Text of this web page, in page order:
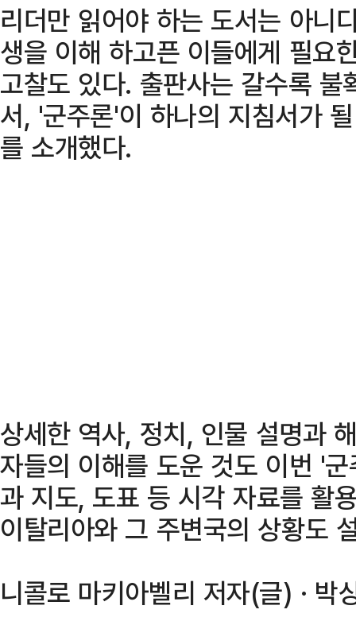
리더만 읽어야 하는 도서는 아니
생을 이해 하고픈 이들에게 필요
고찰도 있다. 출판사는 갈수록
서, '군주론'이 하나의 지침서가
를 소개했다.
상세한 역사, 정치, 인물 설명과
자들의 이해를 도운 것도 이번 '
과 지도, 도표 등 시각 자료를 활
이탈리아와 그 주변국의 상황도
니콜로 마키아벨리 저자(글) · 박